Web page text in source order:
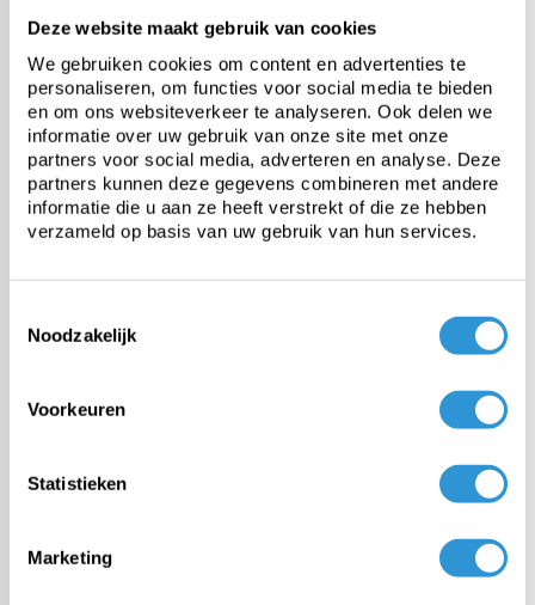
Deze website maakt gebruik van cookies
We gebruiken cookies om content en advertenties te
personaliseren, om functies voor social media te bieden
en om ons websiteverkeer te analyseren. Ook delen we
informatie over uw gebruik van onze site met onze
partners voor social media, adverteren en analyse. Deze
partners kunnen deze gegevens combineren met andere
informatie die u aan ze heeft verstrekt of die ze hebben
verzameld op basis van uw gebruik van hun services.
Noodzakelijk
Voorkeuren
Statistieken
Marketing
Onze specialisten helpen je graag
verder
Ask advice
Categorieën